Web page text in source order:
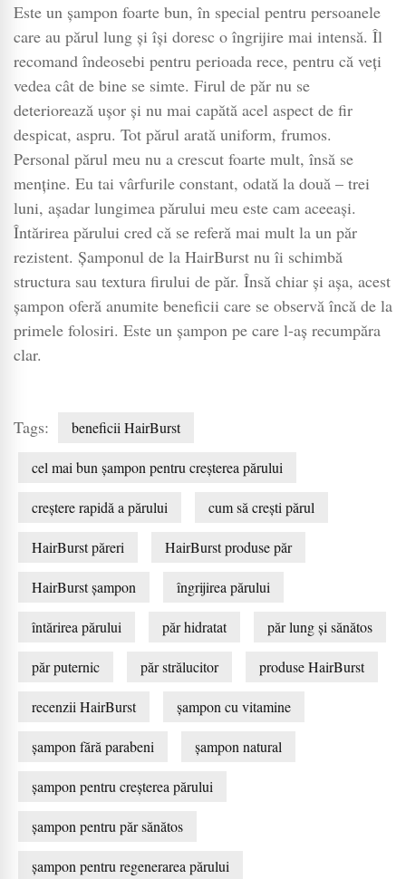
Este un șampon foarte bun, în special pentru persoanele
care au părul lung și își doresc o îngrijire mai intensă. Îl
recomand îndeosebi pentru perioada rece, pentru că veți
vedea cât de bine se simte. Firul de păr nu se
deteriorează ușor și nu mai capătă acel aspect de fir
despicat, aspru. Tot părul arată uniform, frumos.
Personal părul meu nu a crescut foarte mult, însă se
menține. Eu tai vârfurile constant, odată la două – trei
luni, așadar lungimea părului meu este cam aceeași.
Întărirea părului cred că se referă mai mult la un păr
rezistent. Șamponul de la HairBurst nu îi schimbă
structura sau textura firului de păr. Însă chiar și așa, acest
șampon oferă anumite beneficii care se observă încă de la
primele folosiri. Este un șampon pe care l-aș recumpăra
clar.
Tags: beneficii HairBurst
cel mai bun șampon pentru creșterea părului
creștere rapidă a părului cum să crești părul
HairBurst păreri HairBurst produse păr
HairBurst șampon îngrijirea părului
întărirea părului păr hidratat păr lung și sănătos
păr puternic păr strălucitor produse HairBurst
recenzii HairBurst șampon cu vitamine
șampon fără parabeni șampon natural
șampon pentru creșterea părului
șampon pentru păr sănătos
șampon pentru regenerarea părului